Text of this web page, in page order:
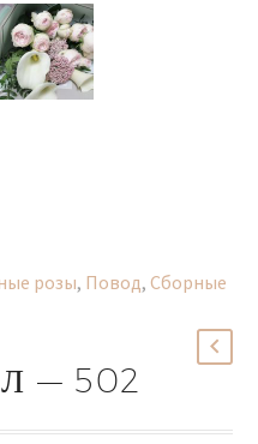
розы, Повод, Сборные
— 502